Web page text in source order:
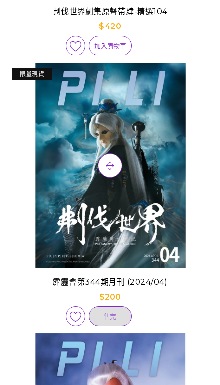
刜伐世界劇集原聲帶肆-精選104
$420
加入購物車
限量現貨
霹靂會第344期月刊 (2024/04)
$200
售完